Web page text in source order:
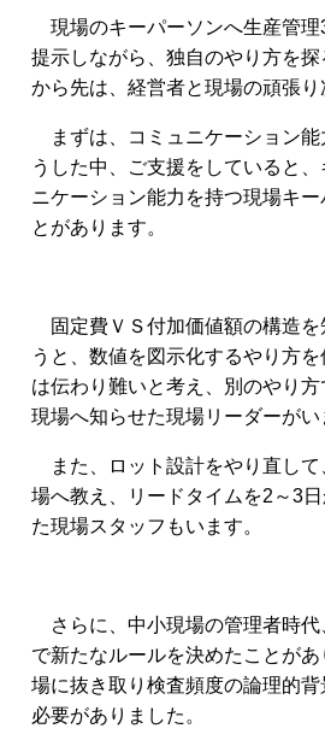
現場のキーパーソンへ生産管
提示しながら、独自のやり方を探
から先は、経営者と現場の頑張り
まずは、コミュニケーション
うした中、ご支援をしていると、
ニケーション能力を持つ現場キー
とがあります。
固定費ＶＳ付加価値額の構造
うと、数値を図示化するやり方
は伝わり難いと考え、別のやり方
現場へ知らせた現場リーダーがい
また、ロット設計をやり直し
場へ教え、リードタイムを2～3
た現場スタッフもいます。
さらに、中小現場の管理者時
で新たなルールを決めたことが
場に抜き取り検査頻度の論理的背
必要がありました。